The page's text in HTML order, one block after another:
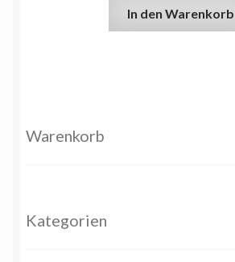
In den Warenkorb
Warenkorb
Kategorien